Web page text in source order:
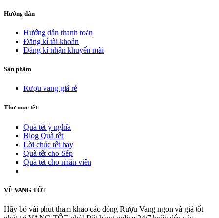
Hướng dẫn
Hướng dẫn thanh toán
Đăng kí tài khoản
Đăng kí nhận khuyến mãi
Sản phẩm
Rượu vang giá rẻ
Thư mục tết
Quà tết ý nghĩa
Blog Quà tết
Lời chúc tết hay
Quà tết cho Sếp
Quà tết cho nhân viên
VỀ VANG TỐT
Hãy bỏ vài phút tham khảo các dòng Rượu Vang ngon và giá tốt